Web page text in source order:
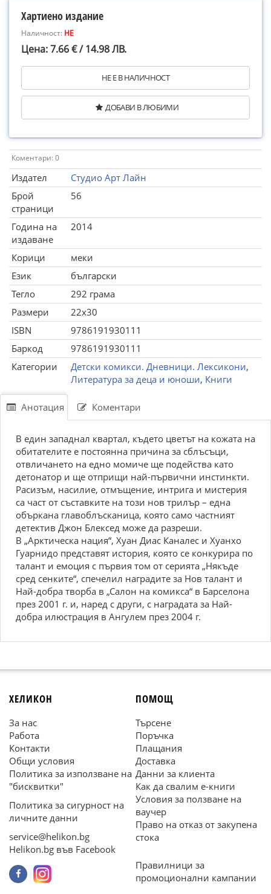
Хартиено издание
Наличност: НЕ
Цена: 7.66 € / 14.98 ЛВ.
НЕ Е В НАЛИЧНОСТ
ДОБАВИ В ЛЮБИМИ
Коментари: 0
Издател
Студио Арт Лайн
Брой
страници
56
Година на
издаване
2014
Корици
меки
Език
български
Тегло
292 грама
Размери
22x30
ISBN
9786191930111
Баркод
9786191930111
Категории
Детски комикси. Дневници. Лексикони,
Литература за деца и юноши, Книги
Анотация Коментари
В един западнал квартал, където цветът на кожата на
обитателите е постоянна причина за сблъсъци,
отвличането на едно момиче ще подейства като
детонатор и ще отприщи най-първични инстинкти.
Расизъм, насилие, отмъщение, интрига и мистерия
са част от съставките на този нов трилър – една
объркана главоблъсканица, която само частният
детектив Джон Блексед може да разреши.
В „Арктическа нация“, Хуан Диас Каналес и Хуанхо
Гуарнидо представят история, която се конкурира по
талант и емоция с първия том от серията „Някъде
сред сенките“, спечелил наградите за Нов талант и
Най-добра творба в „Салон на комикса“ в Барселона
през 2001 г. и, наред с други, с наградата за Най-
добра илюстрация в Ангулем през 2004 г.
ХЕЛИКОН
За нас
Работа
Контакти
Общи условия
Политика за използване на
"бисквитки"
Политика за сигурност на
личните данни
service@helikon.bg
Helikon.bg във Facebook
ПОМОЩ
Търсене
Поръчка
Плащания
Доставка
Данни за клиента
Как да свалим е-книги
Условия за ползване на
ваучер
Право на отказ от закупена
стока
Правилници за
промоционални кампании